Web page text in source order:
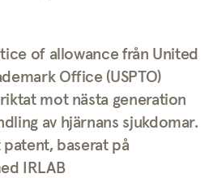
of allowance från United
Office (USPTO)
mot nästa generation
av hjärnans sjukdomar.
baserat på
IRLAB